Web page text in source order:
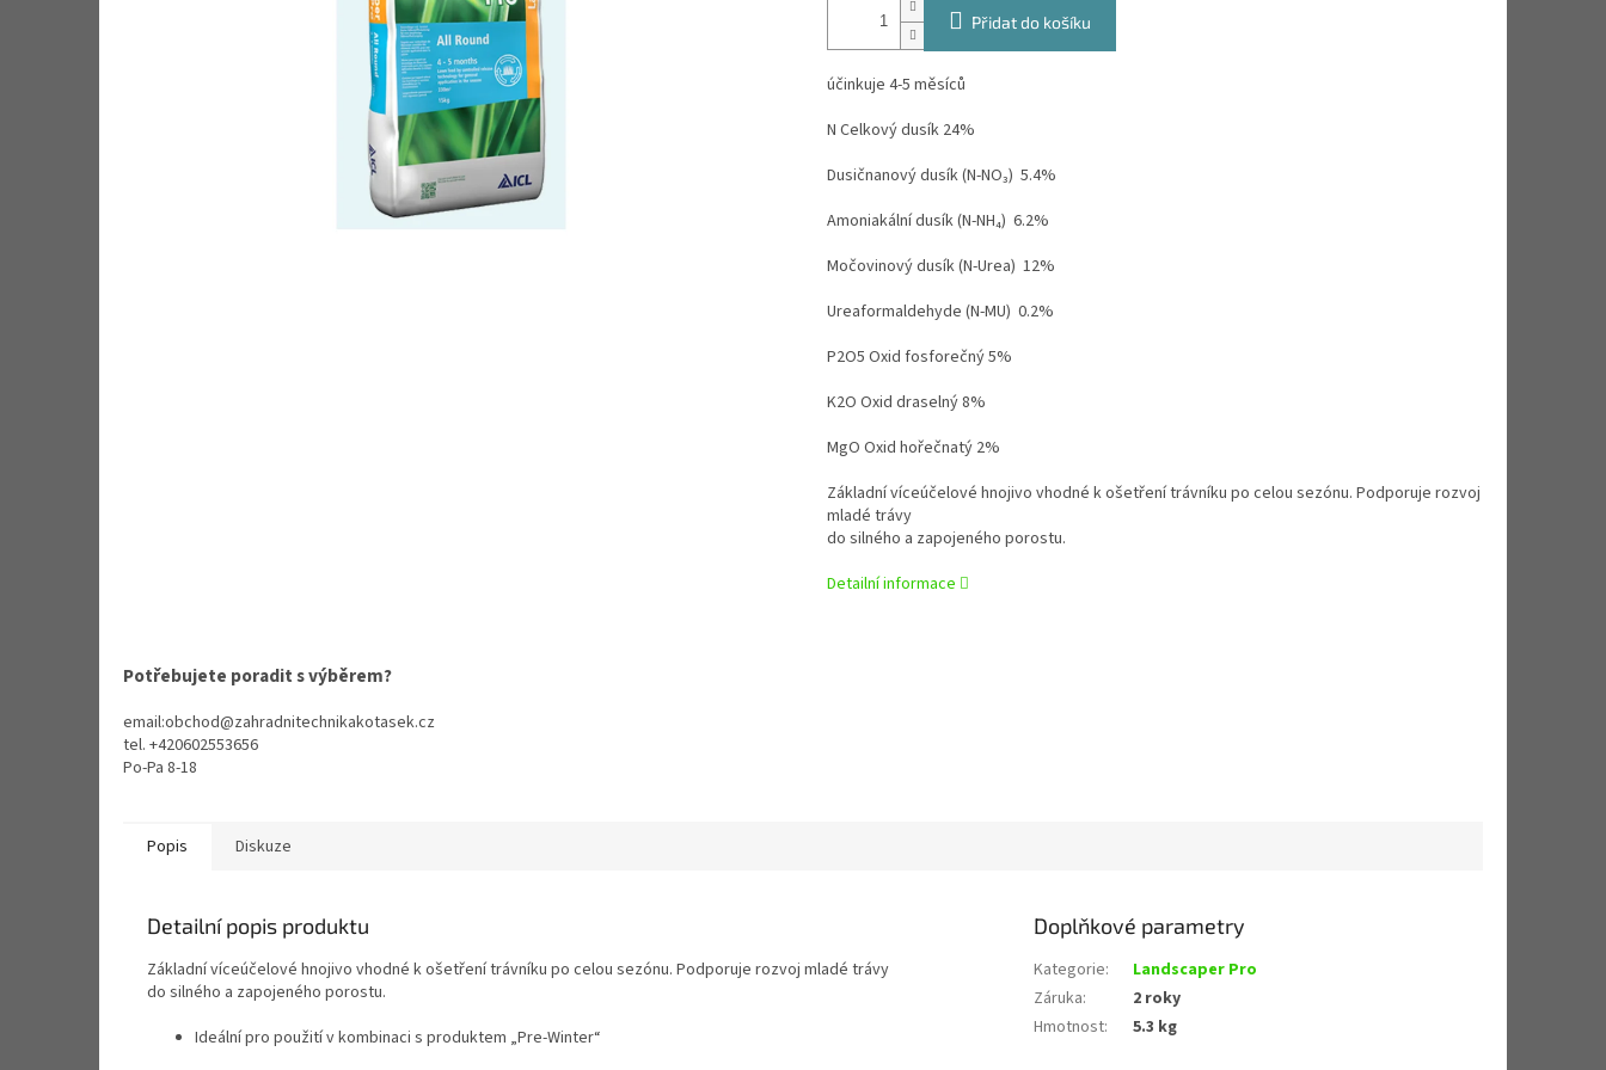
Přidat do košíku
účinkuje 4-5 měsíců
N Celkový dusík 24%
Dusičnanový dusík (N-NO₃) 5.4%
Amoniakální dusík (N-NH₄) 6.2%
Močovinový dusík (N-Urea) 12%
Ureaformaldehyde (N-MU) 0.2%
P2O5 Oxid fosforečný 5%
K2O Oxid draselný 8%
MgO Oxid hořečnatý 2%
Základní víceúčelové hnojivo vhodné k ošetření trávníku po celou sezónu. Podporuje rozvoj
mladé trávy
do silného a zapojeného porostu.
Detailní informace
Potřebujete poradit s výběrem?
email:obchod@zahradnitechnikakotasek.cz
tel. +420602553656
Po-Pa 8-18
Popis Diskuze
Detailní popis produktu
Základní víceúčelové hnojivo vhodné k ošetření trávníku po celou sezónu. Podporuje rozvoj mladé trávy
do silného a zapojeného porostu.
Ideální pro použití v kombinaci s produktem „Pre-Winter“
Doplňkové parametry
Kategorie:
Landscaper Pro
Záruka:
2 roky
Hmotnost: 5.3 kg